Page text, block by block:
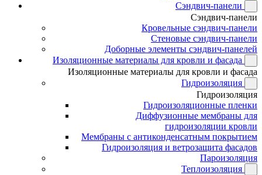
Сэндвич-панели
Сэндвич-панели
Кровельные сэндвич-панели
Стеновые сэндвич-панели
Доборные элементы сэндвич-панелей
Изоляционные материалы для кровли и фасада
Изоляционные материалы для кровли и фасада
Гидроизоляция
Гидроизоляция
Гидроизоляционные пленки
Диффузионные мембраны для
гидроизоляции кровли
Мембраны с антиконденсатным покрытием
Гидроизоляция и ветрозащита фасадов
Пароизоляция
Теплоизоляция